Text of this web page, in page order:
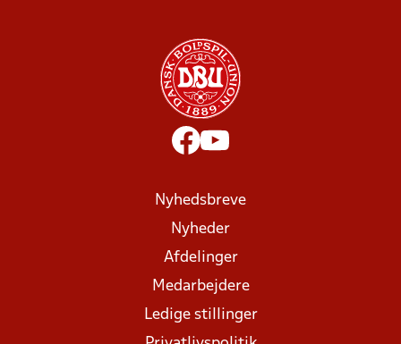
Nyhedsbreve
Nyheder
Afdelinger
Medarbejdere
Ledige stillinger